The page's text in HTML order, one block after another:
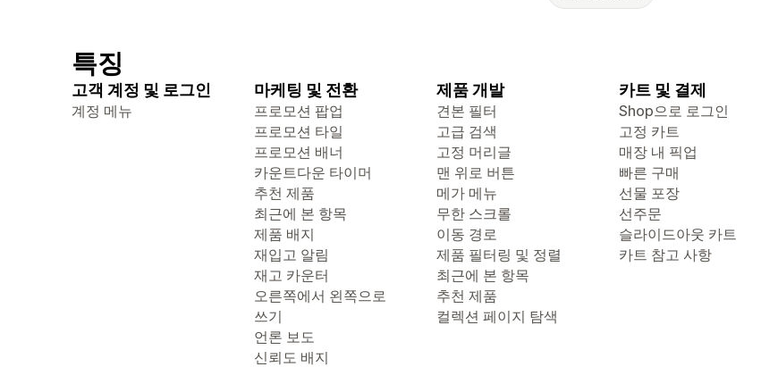
특징
고객 계정 및 로그인
계정 메뉴
마케팅 및 전환
프로모션 팝업
프로모션 타일
프로모션 배너
카운트다운 타이머
추천 제품
최근에 본 항목
제품 배지
재입고 알림
재고 카운터
오른쪽에서 왼쪽으로
쓰기
언론 보도
신뢰도 배지
제품 개발
견본 필터
고급 검색
고정 머리글
맨 위로 버튼
메가 메뉴
무한 스크롤
이동 경로
제품 필터링 및 정렬
최근에 본 항목
추천 제품
컬렉션 페이지 탐색
카트 및 결제
Shop으로 로그인
고정 카트
매장 내 픽업
빠른 구매
선물 포장
선주문
슬라이드아웃 카트
카트 참고 사항